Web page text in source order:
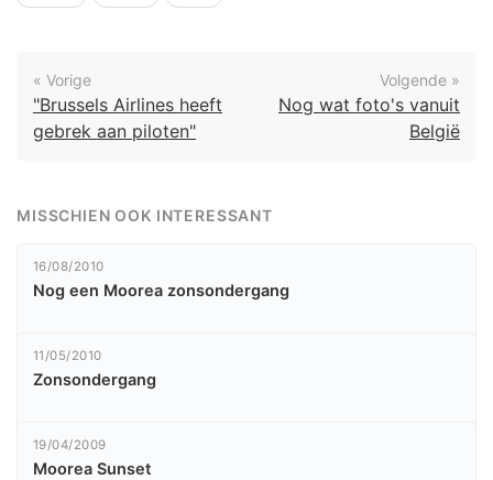
« Vorige
"Brussels Airlines heeft
gebrek aan piloten"
Volgende »
Nog wat foto's vanuit
België
MISSCHIEN OOK INTERESSANT
16/08/2010
Nog een Moorea zonsondergang
11/05/2010
Zonsondergang
19/04/2009
Moorea Sunset